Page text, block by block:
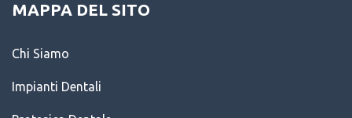
MAPPA DEL SITO
Chi Siamo
Impianti Dentali